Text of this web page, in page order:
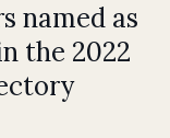
named as
the 2022